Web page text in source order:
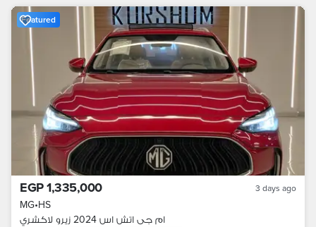
Featured
EGP 1,335,000 3 days ago
MG•HS
ام جى اتش اس 2024 زيرو لاكشري